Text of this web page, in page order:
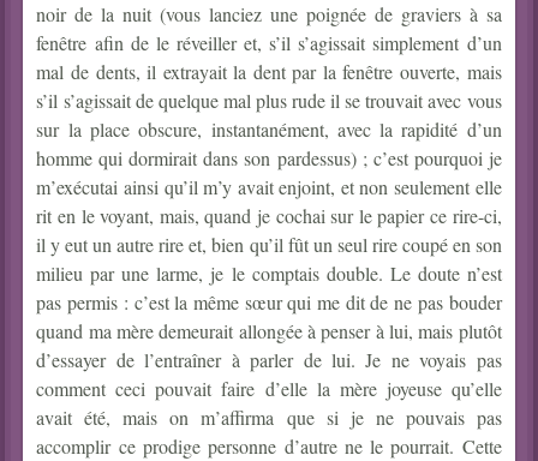
noir de la nuit (vous lanciez une poignée de graviers à sa
fenêtre afin de le réveiller et, s’il s’agissait simplement d’un
mal de dents, il extrayait la dent par la fenêtre ouverte, mais
s’il s’agissait de quelque mal plus rude il se trouvait avec vous
sur la place obscure, instantanément, avec la rapidité d’un
homme qui dormirait dans son pardessus) ; c’est pourquoi je
m’exécutai ainsi qu’il m’y avait enjoint, et non seulement elle
rit en le voyant, mais, quand je cochai sur le papier ce rire-ci,
il y eut un autre rire et, bien qu’il fût un seul rire coupé en son
milieu par une larme, je le comptais double. Le doute n’est
pas permis : c’est la même sœur qui me dit de ne pas bouder
quand ma mère demeurait allongée à penser à lui, mais plutôt
d’essayer de l’entraîner à parler de lui. Je ne voyais pas
comment ceci pouvait faire d’elle la mère joyeuse qu’elle
avait été, mais on m’affirma que si je ne pouvais pas
accomplir ce prodige personne d’autre ne le pourrait. Cette